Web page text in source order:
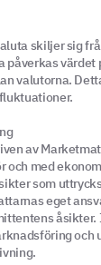
skiljer sig
påverkas värdet
valutorna.
av
och med
som
eget
och